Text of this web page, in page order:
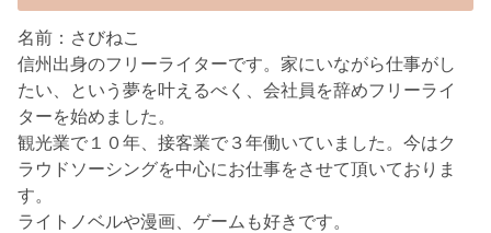
名前：さびねこ
信州出身のフリーライターです。家にいながら仕事がし
たい、という夢を叶えるべく、会社員を辞めフリーライ
ターを始めました。
観光業で１０年、接客業で３年働いていました。今はク
ラウドソーシングを中心にお仕事をさせて頂いておりま
す。
ライトノベルや漫画、ゲームも好きです。